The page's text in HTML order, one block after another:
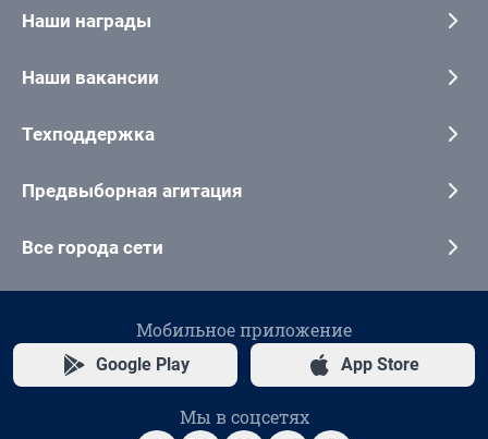
Наши награды
Наши вакансии
Техподдержка
Предвыборная агитация
Все города сети
Мобильное приложение
Google Play App Store
Мы в соцсетях